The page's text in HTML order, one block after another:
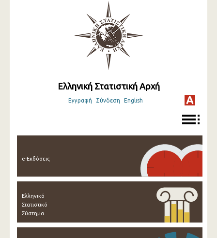
Ελληνική Στατιστική Αρχή
Εγγραφή Σύνδεση English
e-Εκδόσεις
Ελληνικό
Στατιστικό
Σύστημα